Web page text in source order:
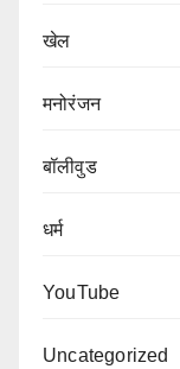
खेल
मनोरंजन
बॉलीवुड
धर्म
YouTube
Uncategorized